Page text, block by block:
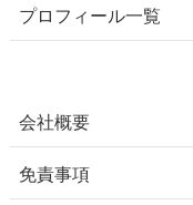
プロフィール一覧
会社概要
免責事項